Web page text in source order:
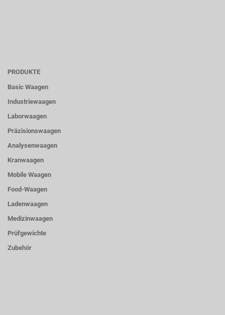
PRODUKTE
Basic Waagen
Industriewaagen
Laborwaagen
Präzisionswaagen
Analysenwaagen
Kranwaagen
Mobile Waagen
Food-Waagen
Ladenwaagen
Medizinwaagen
Prüfgewichte
Zubehör